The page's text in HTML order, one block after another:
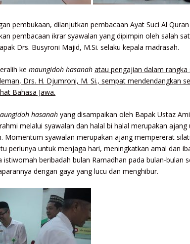
pembukaan, dilanjutkan pembacaan Ayat Suci Al
pembacaan ikrar syawalan yang dipimpin oleh salah
Drs. Busyroni Majid, M.Si. selaku kepala madrasah.
kemaungidoh hasanahatau pengajian dalam
Drs. H. Djumroni, M. Si., sempat mendendangkan
Bahasa Jawa.
hasanahyang disampaikan oleh Bapak Ustaz
melalui syawalan dan halal bi halal merupakan
Momentum syawalan merupakan ajang mempererat
perlunya untuk menjaga hari, meningkatkan amal dan
beribadah bulan Ramadhan pada bulan-bulan
dengan gaya yang lucu dan menghibur.